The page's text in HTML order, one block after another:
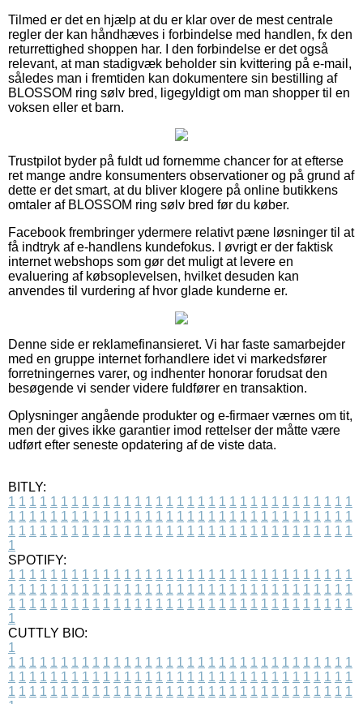
Tilmed er det en hjælp at du er klar over de mest centrale
regler der kan håndhæves i forbindelse med handlen, fx den
returrettighed shoppen har. I den forbindelse er det også
relevant, at man stadigvæk beholder sin kvittering på e-mail,
således man i fremtiden kan dokumentere sin bestilling af
BLOSSOM ring sølv bred, ligegyldigt om man shopper til en
voksen eller et barn.
Trustpilot byder på fuldt ud fornemme chancer for at efterse
ret mange andre konsumenters observationer og på grund af
dette er det smart, at du bliver klogere på online butikkens
omtaler af BLOSSOM ring sølv bred før du køber.
Facebook frembringer ydermere relativt pæne løsninger til at
få indtryk af e-handlens kundefokus. I øvrigt er der faktisk
internet webshops som gør det muligt at levere en
evaluering af købsoplevelsen, hvilket desuden kan
anvendes til vurdering af hvor glade kunderne er.
Denne side er reklamefinansieret. Vi har faste samarbejder
med en gruppe internet forhandlere idet vi markedsfører
forretningernes varer, og indhenter honorar forudsat den
besøgende vi sender videre fuldfører en transaktion.
Oplysninger angående produkter og e-firmaer værnes om tit,
men der gives ikke garantier imod rettelser der måtte være
udført efter seneste opdatering af de viste data.
BITLY:
1 1 1 1 1 1 1 1 1 1 1 1 1 1 1 1 1 1 1 1 1 1 1 1 1 1 1 1 1 1 1 1 1
1 1 1 1 1 1 1 1 1 1 1 1 1 1 1 1 1 1 1 1 1 1 1 1 1 1 1 1 1 1 1 1 1
1 1 1 1 1 1 1 1 1 1 1 1 1 1 1 1 1 1 1 1 1 1 1 1 1 1 1 1 1 1 1 1 1
1
SPOTIFY:
1 1 1 1 1 1 1 1 1 1 1 1 1 1 1 1 1 1 1 1 1 1 1 1 1 1 1 1 1 1 1 1 1
1 1 1 1 1 1 1 1 1 1 1 1 1 1 1 1 1 1 1 1 1 1 1 1 1 1 1 1 1 1 1 1 1
1 1 1 1 1 1 1 1 1 1 1 1 1 1 1 1 1 1 1 1 1 1 1 1 1 1 1 1 1 1 1 1 1
1
CUTTLY BIO:
1
1 1 1 1 1 1 1 1 1 1 1 1 1 1 1 1 1 1 1 1 1 1 1 1 1 1 1 1 1 1 1 1 1
1 1 1 1 1 1 1 1 1 1 1 1 1 1 1 1 1 1 1 1 1 1 1 1 1 1 1 1 1 1 1 1 1
1 1 1 1 1 1 1 1 1 1 1 1 1 1 1 1 1 1 1 1 1 1 1 1 1 1 1 1 1 1 1 1 1